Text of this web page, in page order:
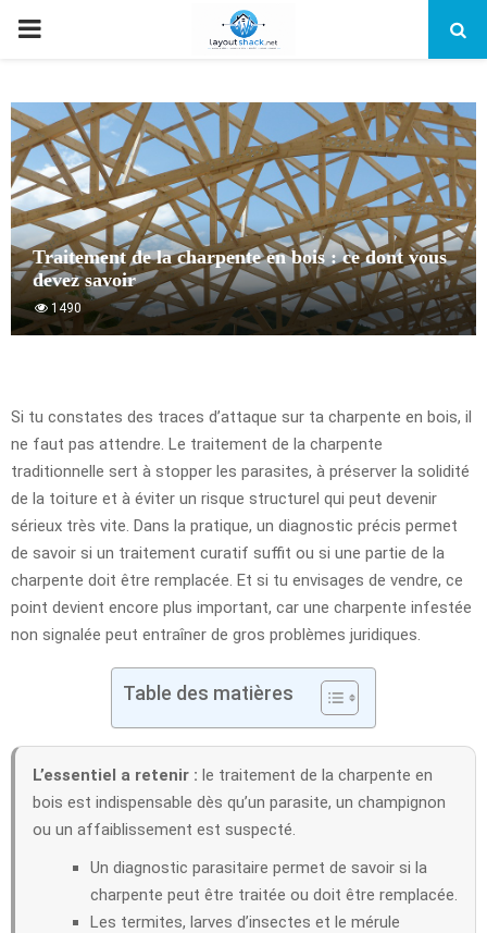
PRIMARY
Traitement de la charpente en bois : ce dont vous
devez savoir
1490
Si tu constates des traces d’attaque sur ta charpente en bois, il
ne faut pas attendre. Le traitement de la charpente
traditionnelle sert à stopper les parasites, à préserver la solidité
de la toiture et à éviter un risque structurel qui peut devenir
sérieux très vite. Dans la pratique, un diagnostic précis permet
de savoir si un traitement curatif suffit ou si une partie de la
charpente doit être remplacée. Et si tu envisages de vendre, ce
point devient encore plus important, car une charpente infestée
non signalée peut entraîner de gros problèmes juridiques.
Table des matières
L’essentiel a retenir : le traitement de la charpente en
bois est indispensable dès qu’un parasite, un champignon
ou un affaiblissement est suspecté.
Un diagnostic parasitaire permet de savoir si la
charpente peut être traitée ou doit être remplacée.
Les termites, larves d’insectes et le mérule